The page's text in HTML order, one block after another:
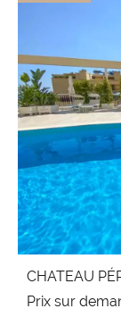
CHATEAU
Prix sur